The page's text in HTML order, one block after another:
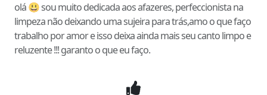
olá 😃 sou muito dedicada aos afazeres, perfeccionista na
limpeza não deixando uma sujeira para trás,amo o que faço
trabalho por amor e isso deixa ainda mais seu canto limpo e
reluzente !!! garanto o que eu faço.